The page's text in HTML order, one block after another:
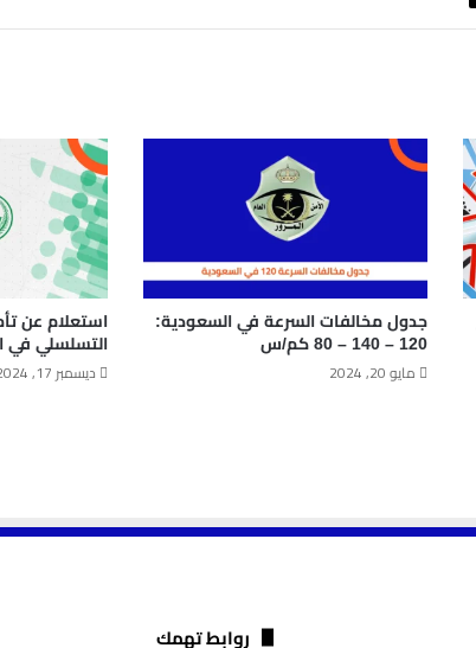
جدول مخالفات السرعة في السعودية:
120 – 140 – 80 كم/س
مايو 20, 2024
استعلام عن
التسلسلي في
ديسمبر 17, 2024
روابط تهمك